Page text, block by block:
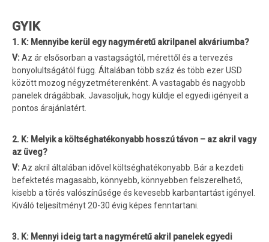
GYIK
1. K: Mennyibe kerül egy nagyméretű akrilpanel akváriumba?
V:Az ár elsősorban a vastagságtól, mérettől és a tervezés
bonyolultságától függ. Általában több száz és több ezer USD
között mozog négyzetméterenként. A vastagabb és nagyobb
panelek drágábbak. Javasoljuk, hogy küldje el egyedi igényeit a
pontos árajánlatért.
2. K: Melyik a költséghatékonyabb hosszú távon – az akril vagy
az üveg?
V:Az akril általában idővel költséghatékonyabb. Bár a kezdeti
befektetés magasabb, könnyebb, könnyebben felszerelhető,
kisebb a törés valószínűsége és kevesebb karbantartást igényel.
Kiváló teljesítményt 20-30 évig képes fenntartani.
3. K: Mennyi ideig tart a nagyméretű akril panelek egyedi